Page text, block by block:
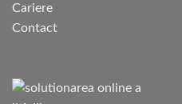
Cariere
Contact